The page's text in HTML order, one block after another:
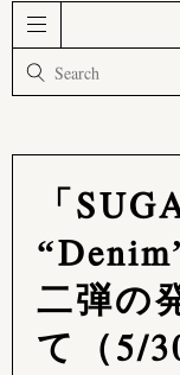
「
二弾の
て（5/